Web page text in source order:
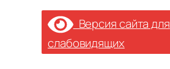
Версия сайта для
слабовидящих